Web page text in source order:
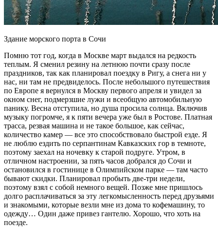
Здание морского порта в Сочи
Помню тот год, когда в Москве март выдался на редкость
теплым. Я сменил резину на летнюю почти сразу после
праздников, так как планировал поездку в Ригу, а снега ни у
нас, ни там не предвиделось. После небольшого путешествия
по Европе я вернулся в Москву первого апреля и увидел за
окном снег, подмерзшие лужи и всеобщую автомобильную
панику. Весна отступила, но душа просила солнца. Включив
музыку погромче, я к пяти вечера уже был в Ростове. Платная
трасса, резвая машина и не такое большое, как сейчас,
количество камер — все это способствовало быстрой езде. Я
не люблю ездить по серпантинам Кавказских гор в темноте,
поэтому заехал на ночевку к старой подруге. Утром, в
отличном настроении, за пять часов добрался до Сочи и
остановился в гостинице в Олимпийском парке — там часто
бывают скидки. Планировал пробыть две-три недели,
поэтому взял с собой немного вещей. Позже мне пришлось
долго расплачиваться за эту легкомысленность перед друзьями
и знакомыми, которые везли мне из дома то кофемашину, то
одежду… Один даже привез гантелю. Хорошо, что хоть на
поезде.